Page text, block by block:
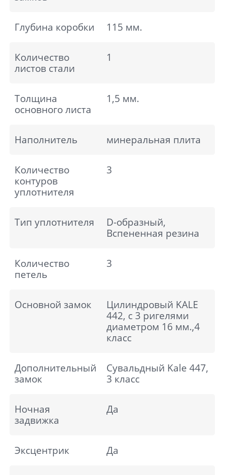
Глубина коробки 115 мм.
Количество
листов стали
1
Толщина
основного листа
1,5 мм.
Наполнитель минеральная плита
Количество
контуров
уплотнителя
3
Тип уплотнителя
D-образный,
Вспененная резина
Количество
петель
3
Основной замок
Цилиндровый KALE
442, с 3 ригелями
диаметром 16 мм.,4
класс
Дополнительный
замок
Сувальдный Kale 447,
3 класс
Ночная
задвижка
Да
Эксцентрик Да